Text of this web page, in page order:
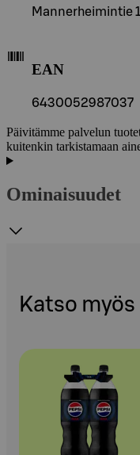
Mannerheimintie
EAN
6430052987037
Päivitämme palvelun
kuitenkin tarkistamaan
Ominaisuudet
Katso myös